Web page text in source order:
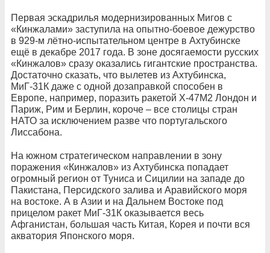
Первая эскадрилья модернизированных Мигов с
«Кинжалами» заступила на опытно-боевое дежурство
в 929-м лётно-испытательном центре в Ахтубинске
ещё в декабре 2017 года. В зоне досягаемости русских
«Кинжалов» сразу оказались гигантские пространства.
Достаточно сказать, что вылетев из Ахтубинска,
МиГ-31К даже с одной дозаправкой способен в
Европе, например, поразить ракетой Х-47М2 Лондон и
Париж, Рим и Берлин, короче – все столицы стран
НАТО за исключением разве что португальского
Лиссабона.
На южном стратегическом направлении в зону
поражения «Кинжалов» из Ахтубинска попадает
огромный регион от Туниса и Сицилии на западе до
Пакистана, Персидского залива и Аравийского моря
на востоке. А в Азии и на Дальнем Востоке под
прицелом ракет МиГ-31К оказывается весь
Афганистан, большая часть Китая, Корея и почти вся
акватория Японского моря.